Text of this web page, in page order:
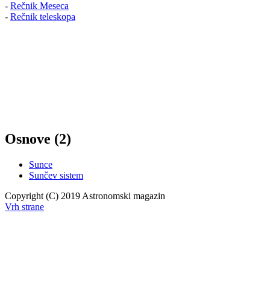
- Rečnik Meseca
- Rečnik teleskopa
Osnove (2)
Sunce
Sunčev sistem
Copyright (C) 2019 Astronomski magazin
Vrh strane